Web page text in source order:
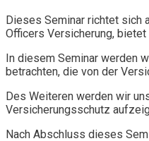
Dieses Seminar richtet sich
Officers Versicherung,
In diesem Seminar werden
betrachten, die von der
Des Weiteren werden wir
Versicherungsschutz
Nach Abschluss dieses